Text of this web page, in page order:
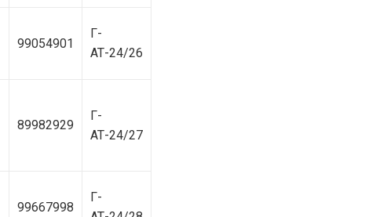
99054901
Г-
АТ-24/26
89982929
Г-
АТ-24/27
99667998
Г-